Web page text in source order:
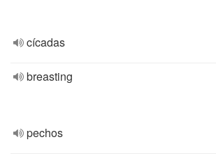
cícadas
breasting
pechos